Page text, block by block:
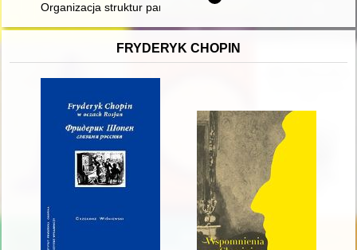
Organizacja struktur parafialnych w dwudziestoleciu
FRYDERYK CHOPIN